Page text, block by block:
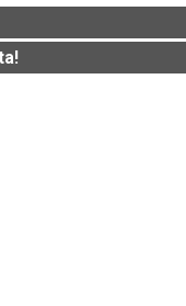
) è arrivato con il tempo:
Knattehulder
) è arrivato con il tempo: